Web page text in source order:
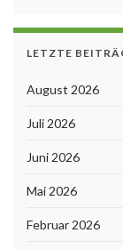
LETZTE
August 2026
Juli 2026
Juni 2026
Mai 2026
Februar 2026